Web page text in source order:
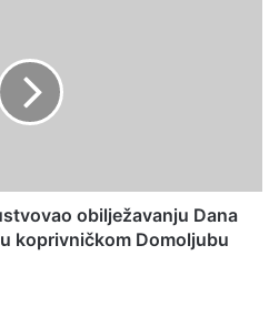
obilježavanju Dana
koprivničkom Domoljubu